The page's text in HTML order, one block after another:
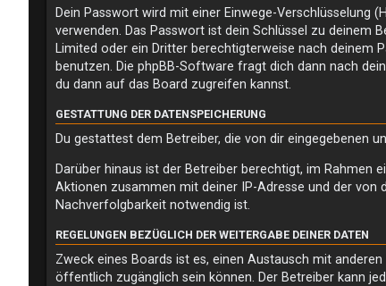
Dein Passwort wird mit einer Einwege-Verschlüsselung
verwenden. Das Passwort ist dein Schlüssel zu deinem
Limited oder ein Dritter berechtigterweise nach deinem
benutzen. Die phpBB-Software fragt dich dann nach
du dann auf das Board zugreifen kannst.
GESTATTUNG DER DATENSPEICHERUNG
Du gestattest dem Betreiber, die von dir eingegebenen
Darüber hinaus ist der Betreiber berechtigt, im Rahmen
Aktionen zusammen mit deiner IP-Adresse und der
Nachverfolgbarkeit notwendig ist.
REGELUNGEN BEZÜGLICH DER WEITERGABE DEINER DATEN
Zweck eines Boards ist es, einen Austausch mit
öffentlich zugänglich sein können. Der Betreiber kann